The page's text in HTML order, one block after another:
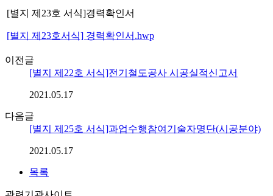
[별지 제23호 서식]경력확인서
[별지 제23호서식] 경력확인서.hwp
이전글
[별지 제22호 서식]전기철도공사 시공실적신고서
2021.05.17
다음글
[별지 제25호 서식]과업수행참여기술자명단(시공분야)
2021.05.17
목록